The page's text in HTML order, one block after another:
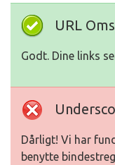
URL
Godt. Dine links
Dårligt! Vi har
benytte